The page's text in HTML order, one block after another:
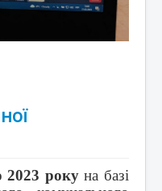
2023 рокуна базі